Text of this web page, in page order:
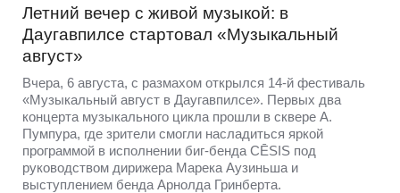
Летний вечер с живой музыкой: в
Даугавпилсе стартовал «Музыкальный
август»
Вчера, 6 августа, с размахом открылся 14-й фестиваль
«Музыкальный август в Даугавпилсе». Первых два
концерта музыкального цикла прошли в сквере А.
Пумпура, где зрители смогли насладиться яркой
программой в исполнении биг-бенда CĒSIS под
руководством дирижера Марека Аузиньша и
выступлением бенда Арнолда Гринберта.